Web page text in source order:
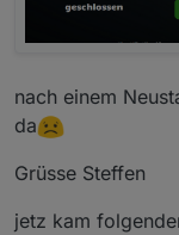
nach einem
da
Grüsse Steffen
jetz kam